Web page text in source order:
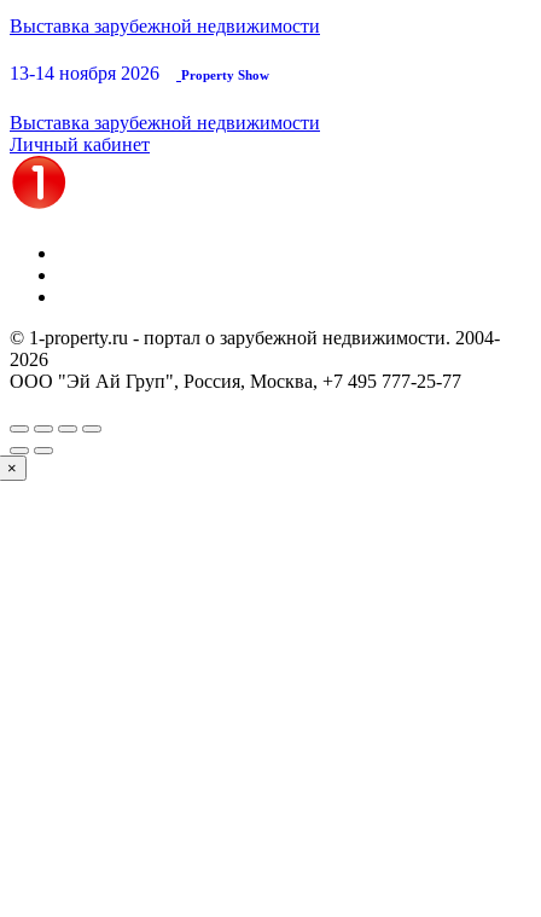
Выставка зарубежной недвижимости
13-14 ноября 2026 Property Show
Выставка зарубежной недвижимости
Личный кабинет
© 1-property.ru - портал о зарубежной недвижимости. 2004-
2026
ООО "Эй Ай Груп", Россия, Москва, +7 495 777-25-77
×